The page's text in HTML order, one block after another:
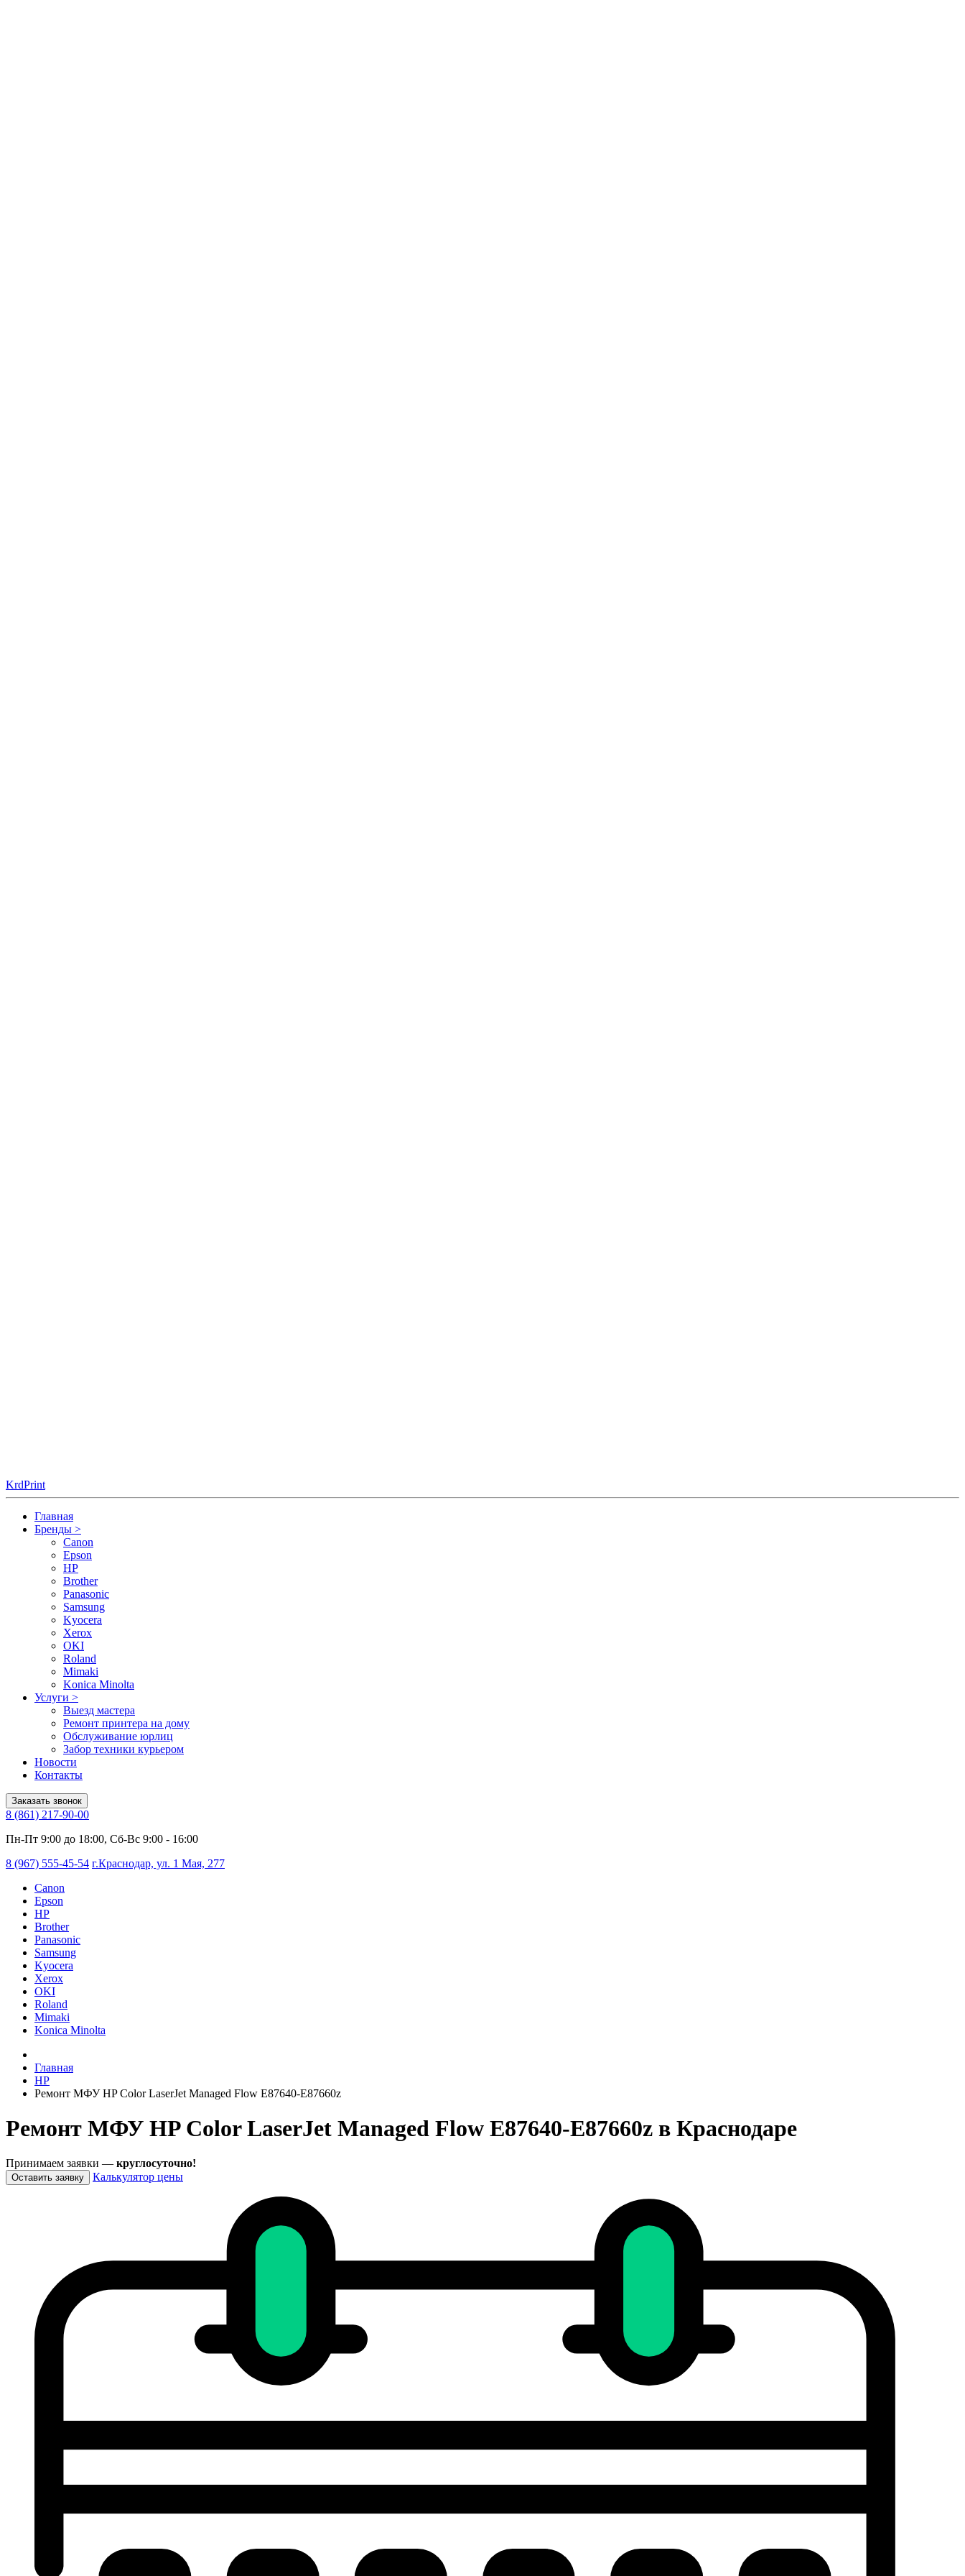
KrdPrint
Главная
Бренды >
Canon
Epson
HP
Brother
Panasonic
Samsung
Kyocera
Xerox
OKI
Roland
Mimaki
Konica Minolta
Услуги >
Выезд мастера
Ремонт принтера на дому
Обслуживание юрлиц
Забор техники курьером
Новости
Контакты
Заказать звонок
8 (861) 217-90-00
Пн-Пт 9:00 до 18:00, Сб-Вс 9:00 - 16:00
8 (967) 555-45-54 г.Краснодар, ул. 1 Мая, 277
Canon
Epson
HP
Brother
Panasonic
Samsung
Kyocera
Xerox
OKI
Roland
Mimaki
Konica Minolta
Главная
HP
Ремонт МФУ HP Color LaserJet Managed Flow E87640-E87660z
Ремонт МФУ HP Color LaserJet Managed Flow E87640-E87660z в Краснодаре
Принимаем заявки — круглосуточно!
Оставить заявку Калькулятор цены